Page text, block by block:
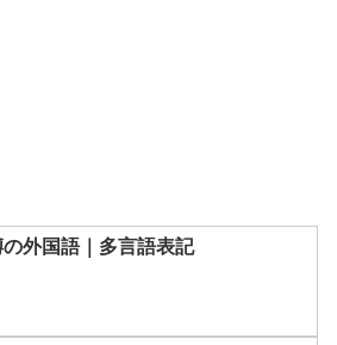
の外国語｜多言語表記